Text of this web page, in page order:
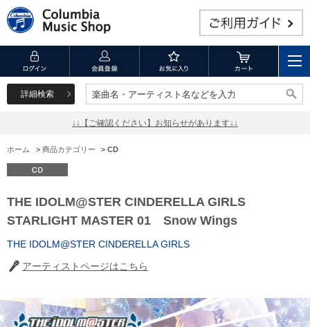
詳細検索 楽曲名・アーティスト名などを入力
楽曲名・アーティスト名などを入力
↓↓【ご確認ください】お知らせがあります↓↓
ホーム > 商品カテゴリー > CD
THE IDOLM@STER CINDERELLA GIRLS
STARLIGHT MASTER 01 Snow Wings
THE IDOLM@STER CINDERELLA GIRLS
アーティストページはこちら